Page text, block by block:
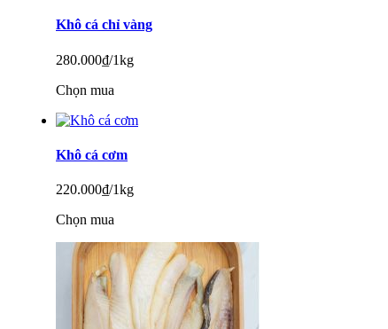
Khô cá chỉ vàng
280.000₫/1kg
Chọn mua
Khô cá cơm
220.000₫/1kg
Chọn mua